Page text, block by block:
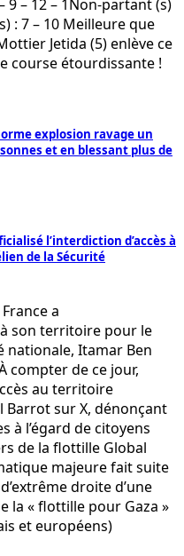
9 – 12 – 1Non-partant (s)
: 7 – 10 Meilleure que
Jetida (5) enlève ce
course étourdissante !
explosion ravage un
et en blessant plus de
l’interdiction d’accès à
de la Sécurité
a
à son territoire pour le
nationale, Itamar Ben
compter de ce jour,
au territoire
Barrot sur X, dénonçant
à l’égard de citoyens
de la flottille Global
majeure fait suite
droite d’une
la « flottille pour Gaza »
et européens)